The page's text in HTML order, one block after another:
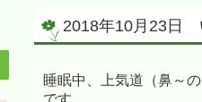
2018年10月23日
睡眠中、上気道（鼻～
です。